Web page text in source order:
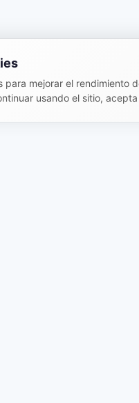
para mejorar el rendimiento
usando el sitio,